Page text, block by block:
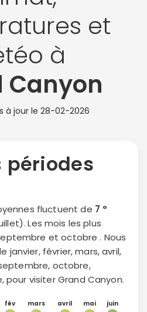
et
à
Canyon
à jour le 28-02-2026
périodes
fluctuent de 7 °
Les mois les plus
et octobre . Nous
janvier, février, mars, avril,
octobre,
pour visiter Grand Canyon.
fév mars avril mai juin